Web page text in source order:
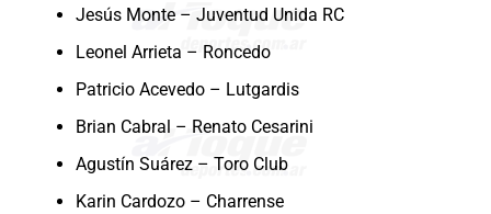
Jesús Monte – Juventud Unida RC
Leonel Arrieta – Roncedo
Patricio Acevedo – Lutgardis
Brian Cabral – Renato Cesarini
Agustín Suárez – Toro Club
Karin Cardozo – Charrense